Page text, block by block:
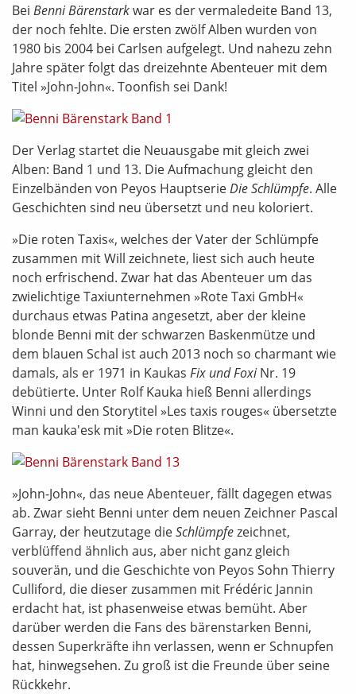
Bei Benni Bärenstarkwar es der vermaledeite Band 13,
der noch fehlte. Die ersten zwölf Alben wurden von
1980 bis 2004 bei Carlsen aufgelegt. Und nahezu zehn
Jahre später folgt das dreizehnte Abenteuer mit dem
Titel »John-John«. Toonfish sei Dank!
Der Verlag startet die Neuausgabe mit gleich zwei
Alben: Band 1 und 13. Die Aufmachung gleicht den
Einzelbänden von Peyos HauptserieDie Schlümpfe. Alle
Geschichten sind neu übersetzt und neu koloriert.
»Die roten Taxis«, welches der Vater der Schlümpfe
zusammen mit Will zeichnete, liest sich auch heute
noch erfrischend. Zwar hat das Abenteuer um das
zwielichtige Taxiunternehmen »Rote Taxi GmbH«
durchaus etwas Patina angesetzt, aber der kleine
blonde Benni mit der schwarzen Baskenmütze und
dem blauen Schal ist auch 2013 noch so charmant wie
damals, als er 1971 in Kaukas Fix und FoxiNr. 19
debütierte. Unter Rolf Kauka hieß Benni allerdings
Winni und den Storytitel »Les taxis rouges« übersetzte
man kauka'esk mit »Die roten Blitze«.
»John-John«, das neue Abenteuer, fällt dagegen etwas
ab. Zwar sieht Benni unter dem neuen Zeichner Pascal
Garray, der heutzutage dieSchlümpfezeichnet,
verblüffend ähnlich aus, aber nicht ganz gleich
souverän, und die Geschichte von Peyos Sohn Thierry
Culliford, die dieser zusammen mit Frédéric Jannin
erdacht hat, ist phasenweise etwas bemüht. Aber
darüber werden die Fans des bärenstarken Benni,
dessen Superkräfte ihn verlassen, wenn er Schnupfen
hat, hinwegsehen. Zu groß ist die Freunde über seine
Rückkehr.